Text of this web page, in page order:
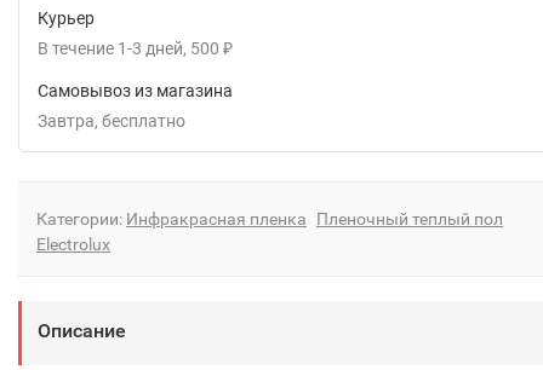
Курьер
В течение 1-3 дней 500 ₽
Самовывоз из магазина
Завтра
Бесплатно
Категории: Инфракрасная пленка
Пленочный теплый пол
Electrolux
Описание